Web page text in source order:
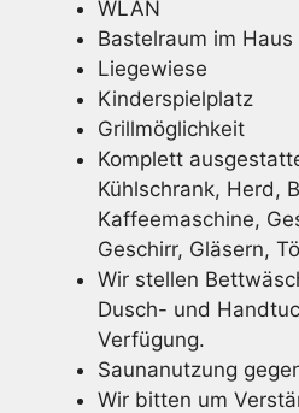
WLAN
Bastelraum im
Liegewiese
Kinderspielplatz
Grillmöglichkeit
Komplett
Kühlschrank, Herd,
Kaffeemaschine,
Geschirr, Gläsern,
Wir stellen
Dusch- und
Verfügung.
Saunanutzung
Wir bitten um